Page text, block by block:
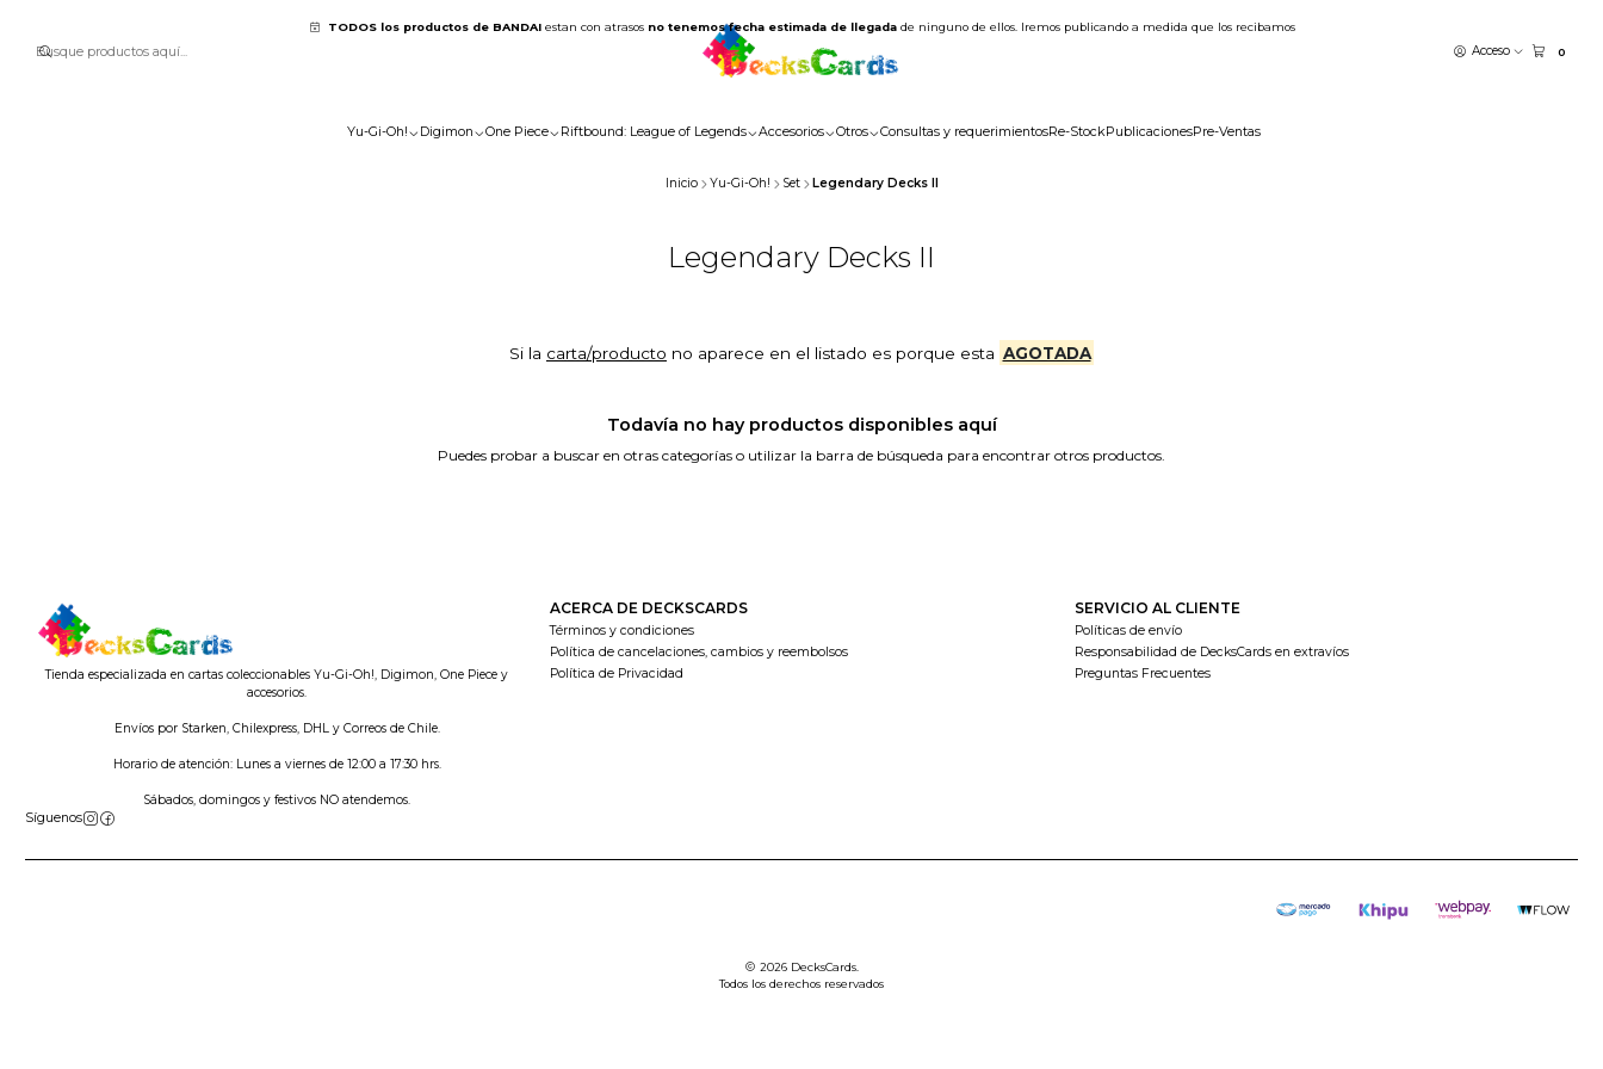
Acceso 0
Yu-Gi-Oh! Digimon One Piece Riftbound: League of Legends Accesorios Otros Consultas y requerimientosRe-StockPublicacionesPre-Ventas
TODOS los productos de BANDAI estan con atrasos no tenemos fecha estimada de llegadade ninguno de ellos. Iremos publicando a medida que los recibamos
Inicio Yu-Gi-Oh! Set Legendary Decks II
Legendary Decks II
Si la carta/producto no aparece en el listado es porque esta AGOTADA
Todavía no hay productos disponibles aquí
Puedes probar a buscar en otras categorías o utilizar la barra de búsqueda para encontrar otros productos.
Tienda especializada en cartas coleccionables Yu-Gi-Oh!, Digimon, One Piece y
accesorios.
Envíos por Starken, Chilexpress, DHL y Correos de Chile.
Horario de atención: Lunes a viernes de 12:00 a 17:30 hrs.
Sábados, domingos y festivos NO atendemos.
Síguenos
ACERCA DE DECKSCARDS
Términos y condiciones
Política de cancelaciones, cambios y reembolsos
Política de Privacidad
SERVICIO AL CLIENTE
Políticas de envío
Responsabilidad de DecksCards en extravíos
Preguntas Frecuentes
2026 DecksCards.
Todos los derechos reservados